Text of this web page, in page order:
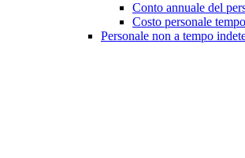
Conto annuale del
Costo personale
Personale non a tempo